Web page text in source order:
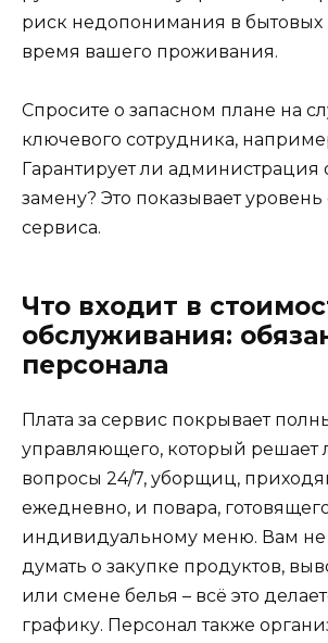
риск недопонимания в бытовых
время вашего проживания.
Спросите о запасном плане на
ключевого сотрудника,
Гарантирует ли администрация
замену? Это показывает
сервиса.
Что входит в
обслуживания:
персонала
Плата за сервис покрывает
управляющего, который решает
вопросы 24/7, уборщиц,
ежедневно, и повара,
индивидуальному меню. Вам не
думать о закупке продуктов,
или смене белья – всё это
графику. Персонал также